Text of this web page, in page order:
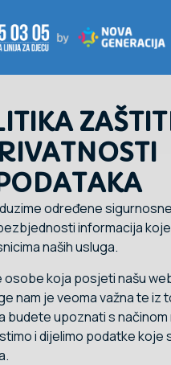
određene
informacija
naših usluga.
koja posjeti našu
nam je veoma važna te iz
budete upoznati s načinom
i dijelimo podatke koje